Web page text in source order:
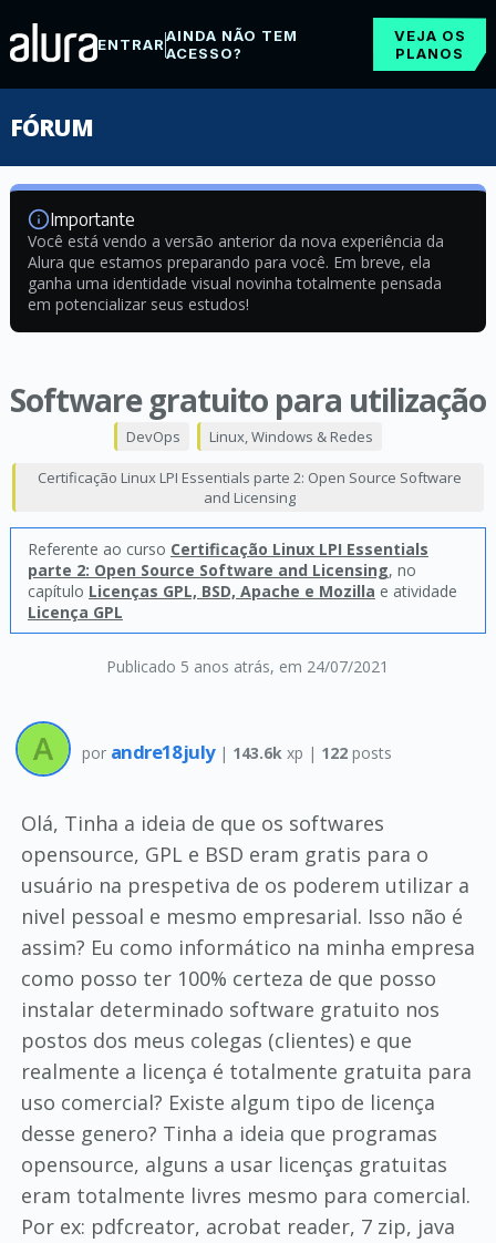
ENTRARAINDA NÃO TEM
ACESSO?
VEJA OS
PLANOS
FÓRUM
Importante
Você está vendo a versão anterior da nova experiência da
Alura que estamos preparando para você. Em breve, ela
ganha uma identidade visual novinha totalmente pensada
em potencializar seus estudos!
Software gratuito para utilização
Publicado 5 anos atrás, em 24/07/2021
DevOps Linux, Windows & Redes
Certificação Linux LPI Essentials parte 2: Open Source Software
and Licensing
Referente ao curso Certificação Linux LPI Essentials
parte 2: Open Source Software and Licensing, no
capítulo Licenças GPL, BSD, Apache e Mozilla e atividade
Licença GPL
por andre18july | 143.6k xp | 122posts
Olá, Tinha a ideia de que os softwares
opensource, GPL e BSD eram gratis para o
usuário na prespetiva de os poderem utilizar a
nivel pessoal e mesmo empresarial. Isso não é
assim? Eu como informático na minha empresa
como posso ter 100% certeza de que posso
instalar determinado software gratuito nos
postos dos meus colegas (clientes) e que
realmente a licença é totalmente gratuita para
uso comercial? Existe algum tipo de licença
desse genero? Tinha a ideia que programas
opensource, alguns a usar licenças gratuitas
eram totalmente livres mesmo para comercial.
Por ex: pdfcreator, acrobat reader, 7 zip, java